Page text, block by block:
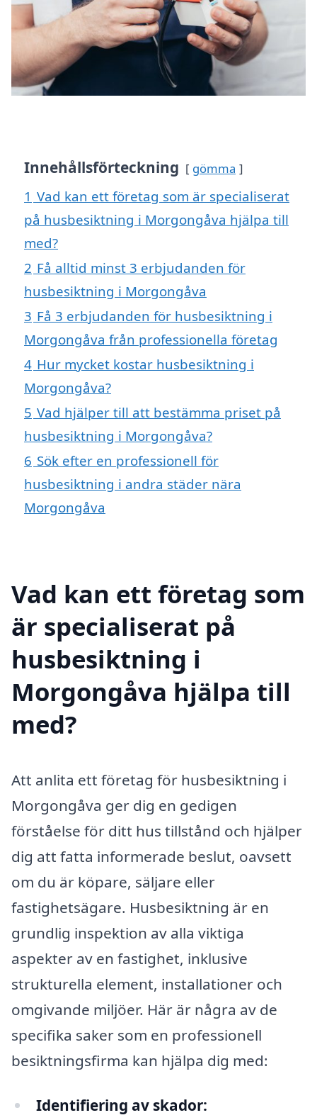
Innehållsförteckning gömma
1 Vad kan ett företag som är specialiserat
på husbesiktning i Morgongåva hjälpa till
med?
2 Få alltid minst 3 erbjudanden för
husbesiktning i Morgongåva
3 Få 3 erbjudanden för husbesiktning i
Morgongåva från professionella företag
4 Hur mycket kostar husbesiktning i
Morgongåva?
5 Vad hjälper till att bestämma priset på
husbesiktning i Morgongåva?
6 Sök efter en professionell för
husbesiktning i andra städer nära
Morgongåva
Vad kan ett företag som
är specialiserat på
husbesiktning i
Morgongåva hjälpa till
med?
Att anlita ett företag för husbesiktning i
Morgongåva ger dig en gedigen
förståelse för ditt hus tillstånd och hjälper
dig att fatta informerade beslut, oavsett
om du är köpare, säljare eller
fastighetsägare. Husbesiktning är en
grundlig inspektion av alla viktiga
aspekter av en fastighet, inklusive
strukturella element, installationer och
omgivande miljöer. Här är några av de
specifika saker som en professionell
besiktningsfirma kan hjälpa dig med:
Identifiering av skador: